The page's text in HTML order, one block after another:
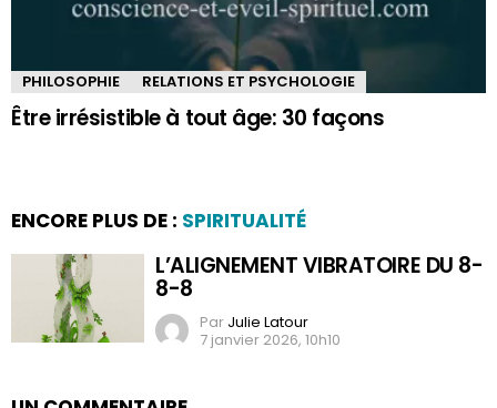
PHILOSOPHIE RELATIONS ET PSYCHOLOGIE
Être irrésistible à tout âge: 30 façons
ENCORE PLUS DE : SPIRITUALITÉ
L’ALIGNEMENT VIBRATOIRE DU 8-
8-8
Par Julie Latour
7 janvier 2026, 10h10